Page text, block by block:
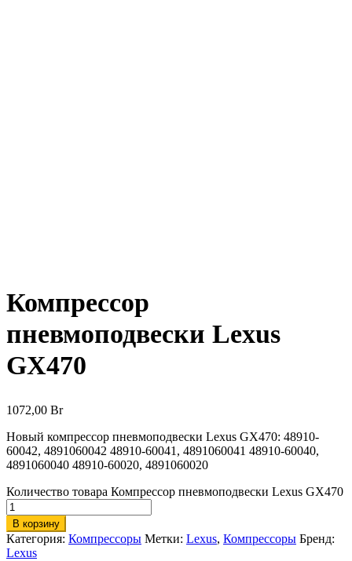
Компрессор
пневмоподвески Lexus
GX470
1072,00 Br
Новый компрессор пневмоподвески Lexus GX470: 48910-
60042, 4891060042 48910-60041, 4891060041 48910-60040,
4891060040 48910-60020, 4891060020
Количество товара Компрессор пневмоподвески Lexus GX470
В корзину
Категория: Компрессоры Метки: Lexus, Компрессоры Бренд:
Lexus